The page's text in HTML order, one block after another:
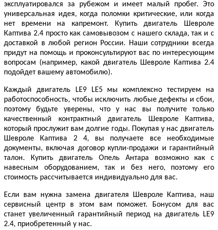
эксплуатировался за рубежом и имеет малый пробег. Это
универсальная идея, когда поломки критические, или когда
нет времени на капремонт. Купить двигатель Шевроле
Каптива 2.4 просто как самовывозом с нашего склада, так и с
доставкой в любой регион России. Наши сотрудники всегда
придут на помощь и проконсультируют вас по интересующим
вопросам (например, какой двигатель Шевроле Каптива 2.4
подойдет вашему автомобилю).
Каждый двигатель LE9 LE5 мы комплексно тестируем на
работоспособность, чтобы исключить любые дефекты и сбои,
поэтому будьте уверены, что у нас вы получите только
качественный контрактный двигатель Шевроле Каптива,
который прослужит вам долгие годы. Покупая у нас двигатель
Шевроле Каптива 2 4, вы получаете все необходимые
документы, включая договор купли-продажи и гарантийный
талон. Купить двигатель Опель Антара возможно как с
навесным оборудованием, так и без него, поэтому его
стоимость рассчитывается индивидуально для вас.
Если вам нужна замена двигателя Шевроле Каптива, наш
сервисный центр в этом вам поможет. Бонусом для вас
станет увеличенный гарантийный период на двигатель LE9
2.4, приобретенный у нас.